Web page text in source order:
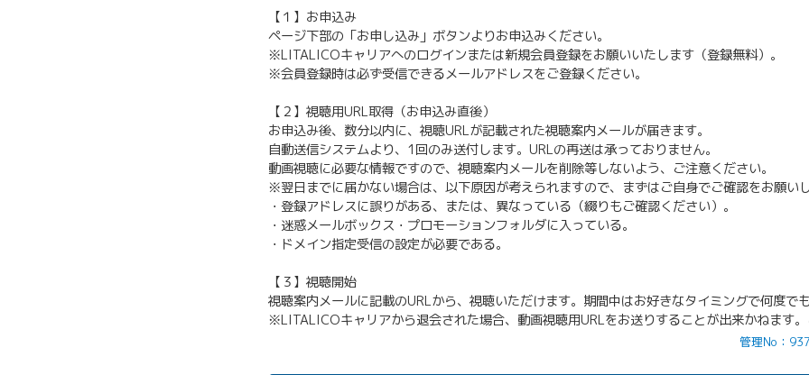
【１】お申込み
ページ下部の「お申し込み」ボタンよりお申込みください。
※LITALICOキャリアへのログインまたは新規会員登録をお願いいたします（登録無料）。
※会員登録時は必ず受信できるメールアドレスをご登録ください。
【２】視聴用URL取得（お申込み直後）
お申込み後、数分以内に、視聴URLが記載された視聴案内メールが届きます。
自動送信システムより、1回のみ送付します。URLの再送は承っておりません。
動画視聴に必要な情報ですので、視聴案内メールを削除等しないよう、ご注意ください。
※翌日までに届かない場合は、以下原因が考えられますので、まずはご自身でご確認をお願いし
・登録アドレスに誤りがある、または、異なっている（綴りもご確認ください）。
・迷惑メールボックス・プロモーションフォルダに入っている。
・ドメイン指定受信の設定が必要である。
【３】視聴開始
視聴案内メールに記載のURLから、視聴いただけます。期間中はお好きなタイミングで何度で
※LITALICOキャリアから退会された場合、動画視聴用URLをお送りすることが出来かねます。
管理No：